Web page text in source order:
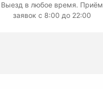
Выезд в любое время. Приём
заявок с 8:00 до 22:00